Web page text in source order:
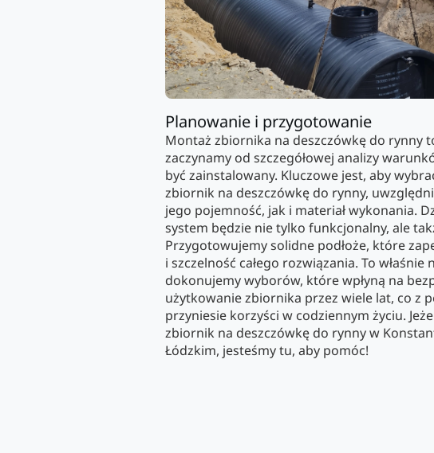
Planowanie i przygotowanie
Montaż zbiornika na deszczówkę do rynny
zaczynamy od szczegółowej analizy
być zainstalowany. Kluczowe jest, aby
zbiornik na deszczówkę do rynny,
jego pojemność, jak i materiał wykonania.
system będzie nie tylko funkcjonalny, ale
Przygotowujemy solidne podłoże, które
i szczelność całego rozwiązania. To właśnie
dokonujemy wyborów, które wpłyną na
użytkowanie zbiornika przez wiele lat, co z
przyniesie korzyści w codziennym życiu.
zbiornik na deszczówkę do rynny w
Łódzkim, jesteśmy tu, aby pomóc!